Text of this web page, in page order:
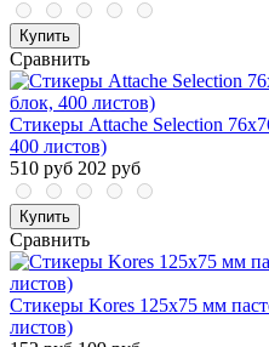
Купить
Сравнить
Стикеры Attache Selection
400 листов)
510 руб 202 руб
Купить
Сравнить
Стикеры Kores 125x75 мм
листов)